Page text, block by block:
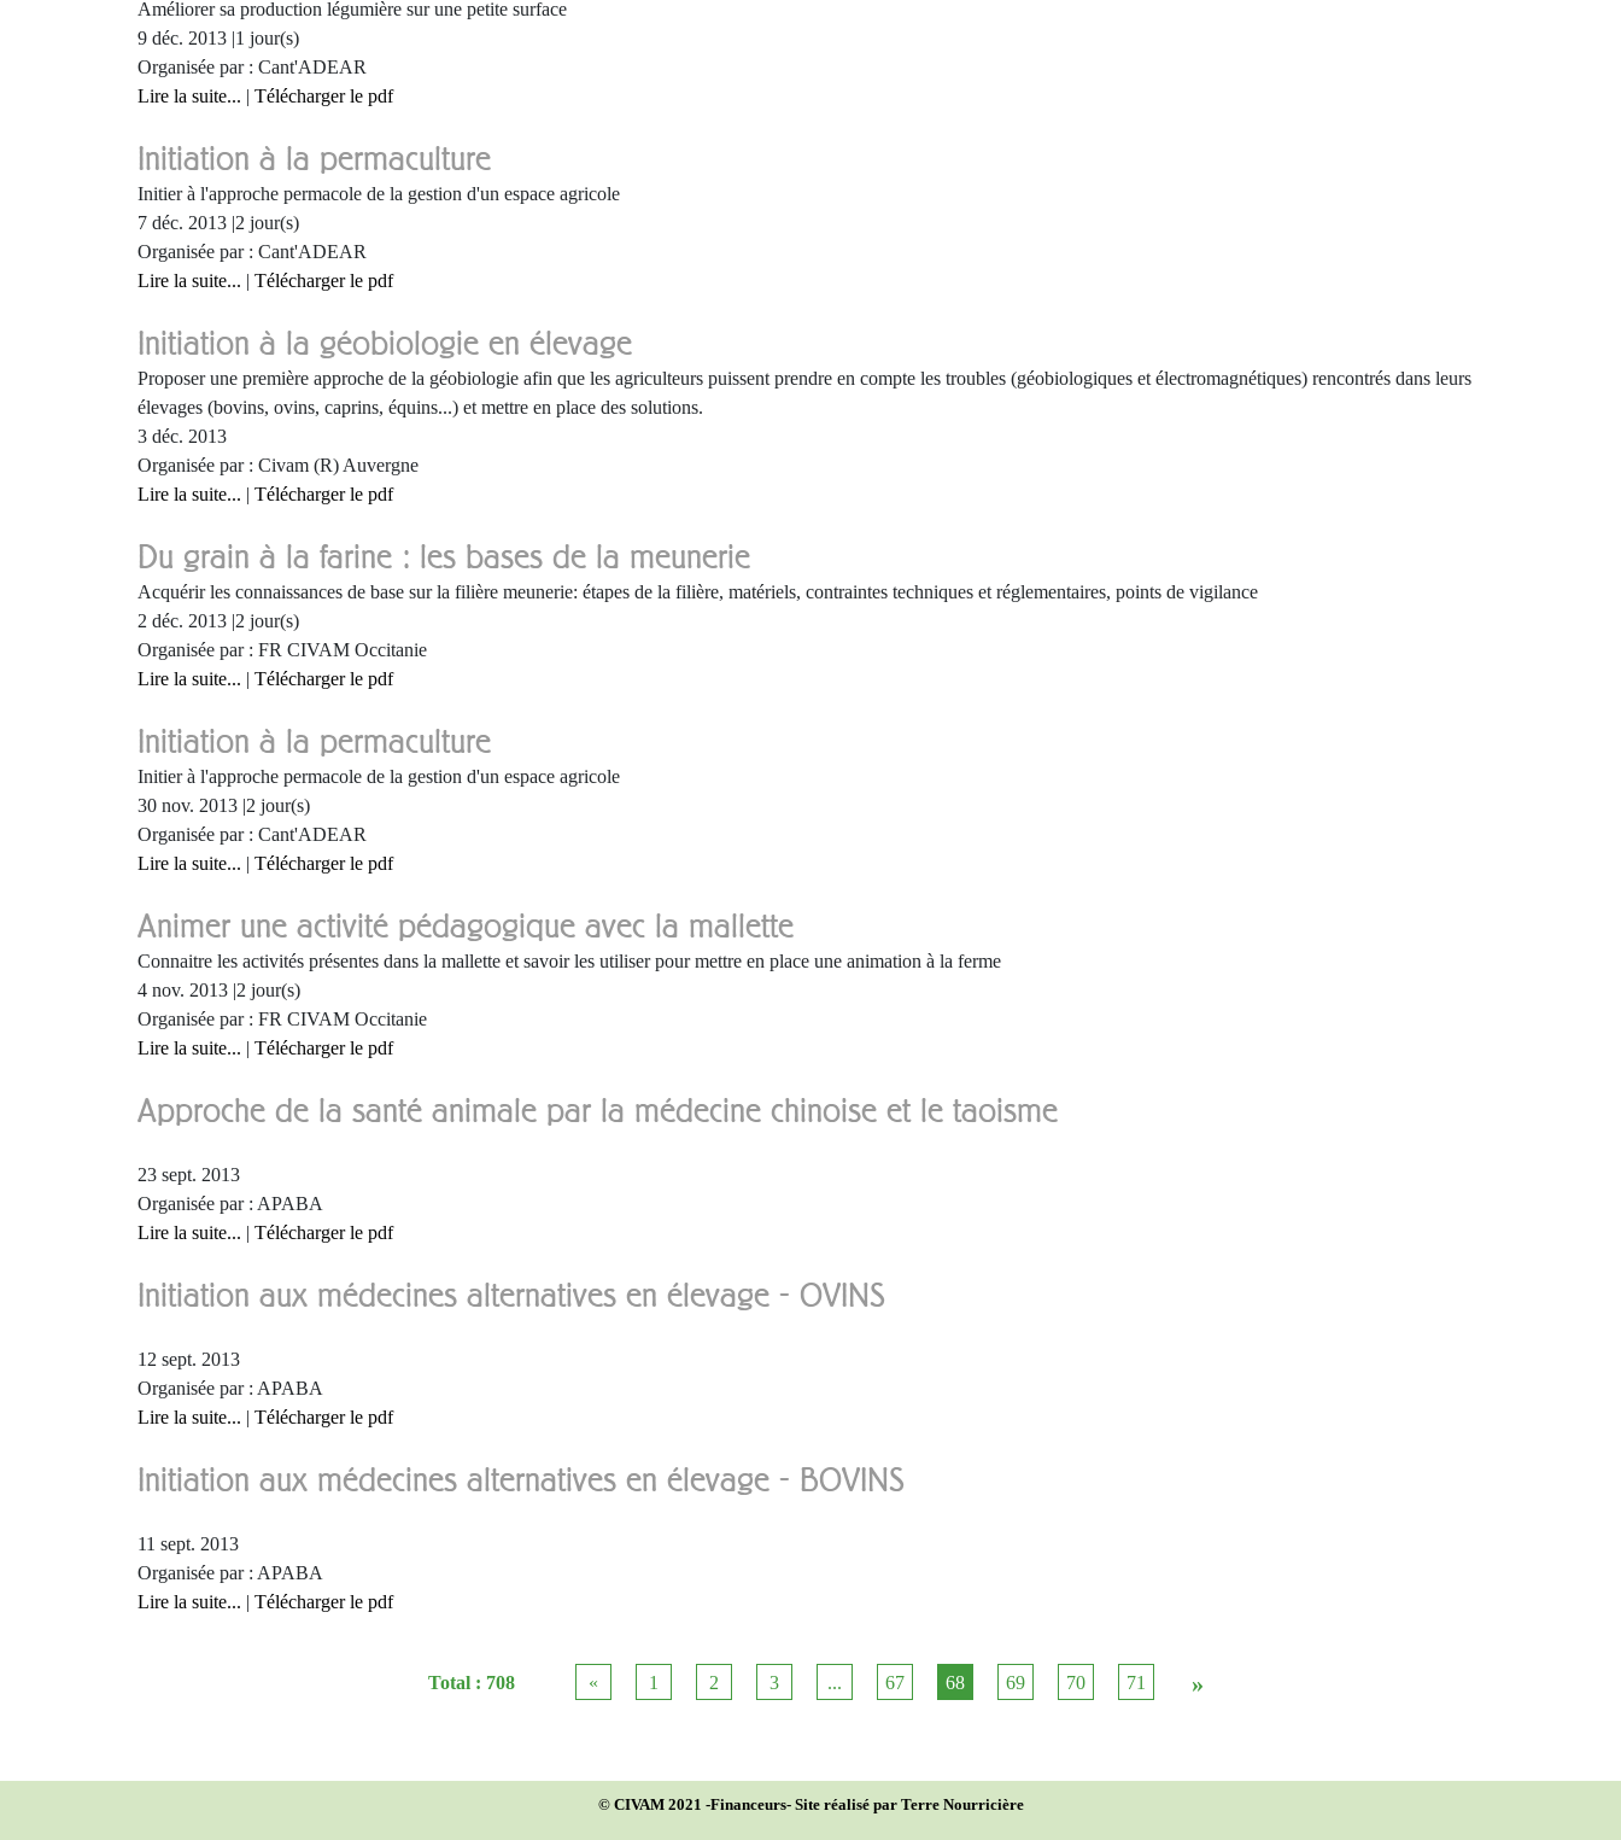
Améliorer sa production légumière sur une petite surface
9 déc. 2013 |1 jour(s)
Organisée par : Cant'ADEAR
Lire la suite... | Télécharger le pdf
Initiation à la permaculture
Initier à l'approche permacole de la gestion d'un espace agricole
7 déc. 2013 |2 jour(s)
Organisée par : Cant'ADEAR
Lire la suite... | Télécharger le pdf
Initiation à la géobiologie en élevage
Proposer une première approche de la géobiologie afin que les agriculteurs puissent prendre en compte les troubles (géobiologiques et électromagnétiques) rencontrés dans leurs
élevages (bovins, ovins, caprins, équins...) et mettre en place des solutions.
3 déc. 2013
Organisée par : Civam (R) Auvergne
Lire la suite... | Télécharger le pdf
Du grain à la farine : les bases de la meunerie
Acquérir les connaissances de base sur la filière meunerie: étapes de la filière, matériels, contraintes techniques et réglementaires, points de vigilance
2 déc. 2013 |2 jour(s)
Organisée par : FR CIVAM Occitanie
Lire la suite... | Télécharger le pdf
Initiation à la permaculture
Initier à l'approche permacole de la gestion d'un espace agricole
30 nov. 2013 |2 jour(s)
Organisée par : Cant'ADEAR
Lire la suite... | Télécharger le pdf
Animer une activité pédagogique avec la mallette
Connaitre les activités présentes dans la mallette et savoir les utiliser pour mettre en place une animation à la ferme
4 nov. 2013 |2 jour(s)
Organisée par : FR CIVAM Occitanie
Lire la suite... | Télécharger le pdf
Approche de la santé animale par la médecine chinoise et le taoisme
23 sept. 2013
Organisée par : APABA
Lire la suite... | Télécharger le pdf
Initiation aux médecines alternatives en élevage - OVINS
12 sept. 2013
Organisée par : APABA
Lire la suite... | Télécharger le pdf
Initiation aux médecines alternatives en élevage - BOVINS
11 sept. 2013
Organisée par : APABA
Lire la suite... | Télécharger le pdf
Total : 708 « 1 2 3 ... 67 68 69 70 71 »
© CIVAM 2021 -Financeurs- Site réalisé par Terre Nourricière